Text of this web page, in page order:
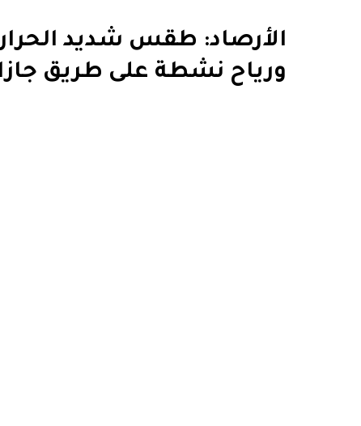
الأرصاد: طقس شديد
ورياح نشطة على طريق